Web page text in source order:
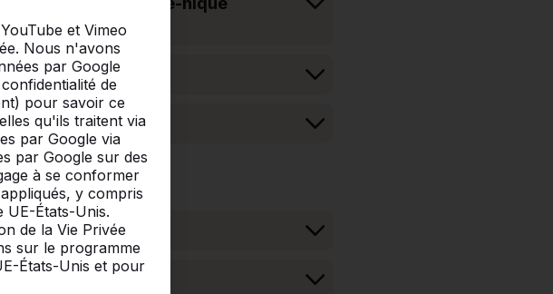
et Vimeo
Nous n'avons
par Google
de
pour savoir ce
qu'ils traitent via
par Google via
par Google sur des
à se conformer
y compris
UE-États-Unis.
de la Vie Privée
sur le programme
États-Unis et pour
béton ?